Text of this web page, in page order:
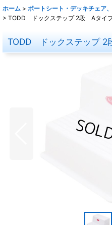
ホーム > ボートシート・デッキチェア
> TODD ドックステップ 2段 Aタイ
TODD ドックステップ